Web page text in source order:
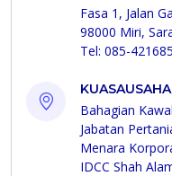
Fasa 1, Jalan
98000 Miri,
Tel: 085-421685
Bahagian
Jabatan
Menara
IDCC Shah